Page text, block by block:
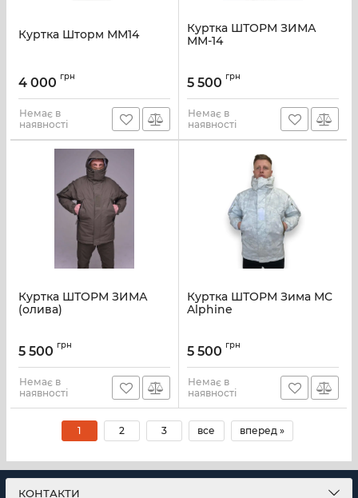
Куртка Шторм ММ14
4 000 грн
Немає в
наявності
Куртка ШТОРМ ЗИМА
ММ-14
5 500 грн
Немає в
наявності
Куртка ШТОРМ ЗИМА
(олива)
5 500 грн
Немає в
наявності
Куртка ШТОРМ Зима MC
Alphine
5 500 грн
Немає в
наявності
1 2 3 все вперед »
КОНТАКТИ